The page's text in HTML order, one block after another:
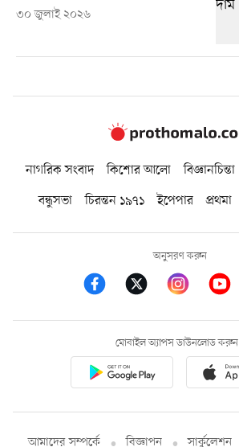
৩০ জুলাই ২০২৬
নাগরিক সংবাদ কিশোর আলো বিজ্ঞানচিন্তা
বন্ধুসভা
চিরন্তন ১৯৭১ ইপেপার প্রথমা
অনুসরণ করুন
মোবাইল অ্যাপস ডাউনলোড করুন
আমাদের সম্পর্কে বিজ্ঞাপন সার্কুলেশন